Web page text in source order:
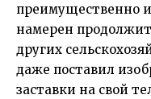
преимущественно
намерен
других
даже поставил
заставки на свой